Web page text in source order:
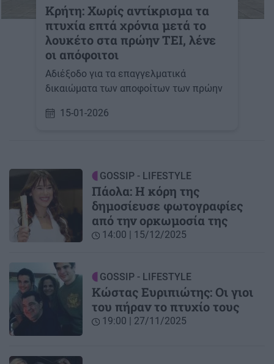
Κρήτη: Χωρίς αντίκρισμα τα
πτυχία επτά χρόνια μετά το
λουκέτο στα πρώην ΤΕΙ, λένε
οι απόφοιτοι
Αδιέξοδο για τα επαγγελματικά
δικαιώματα των αποφοίτων των πρώην
15-01-2026
GOSSIP - LIFESTYLE
Πάολα: Η κόρη της
δημοσίευσε φωτογραφίες
από την ορκωμοσία της
14:00 | 15/12/2025
GOSSIP - LIFESTYLE
Κώστας Ευριπιώτης: Οι γιοι
του πήραν το πτυχίο τους
19:00 | 27/11/2025